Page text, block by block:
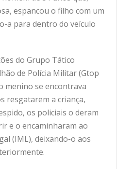
espancou o filho com um
a para dentro do veículo
do Grupo Tático
de Polícia Militar (Gtop
menino se encontrava
resgatarem a criança,
os policiais o deram
e o encaminharam ao
(IML), deixando-o aos